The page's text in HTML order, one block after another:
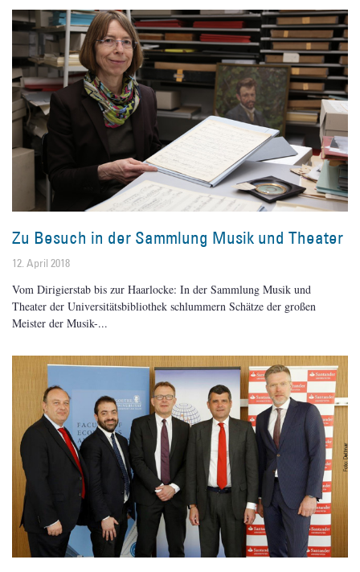
Zu Besuch in der Sammlung Musik und Theater
12. April 2018
Vom Dirigierstab bis zur Haarlocke: In der Sammlung Musik und
Theater der Universitätsbibliothek schlummern Schätze der großen
Meister der Musik-